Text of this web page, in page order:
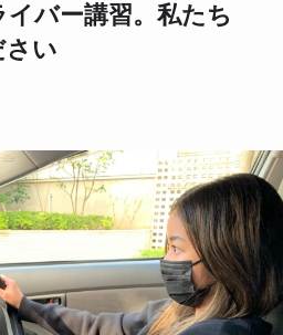
バー講習。私たち
さい